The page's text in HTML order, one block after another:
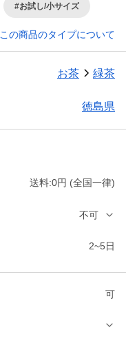
#お試し/小サイズ
この商品のタイプについて
お茶 緑茶
徳島県
送料:0円 (全国一律)
不可
2~5日
可